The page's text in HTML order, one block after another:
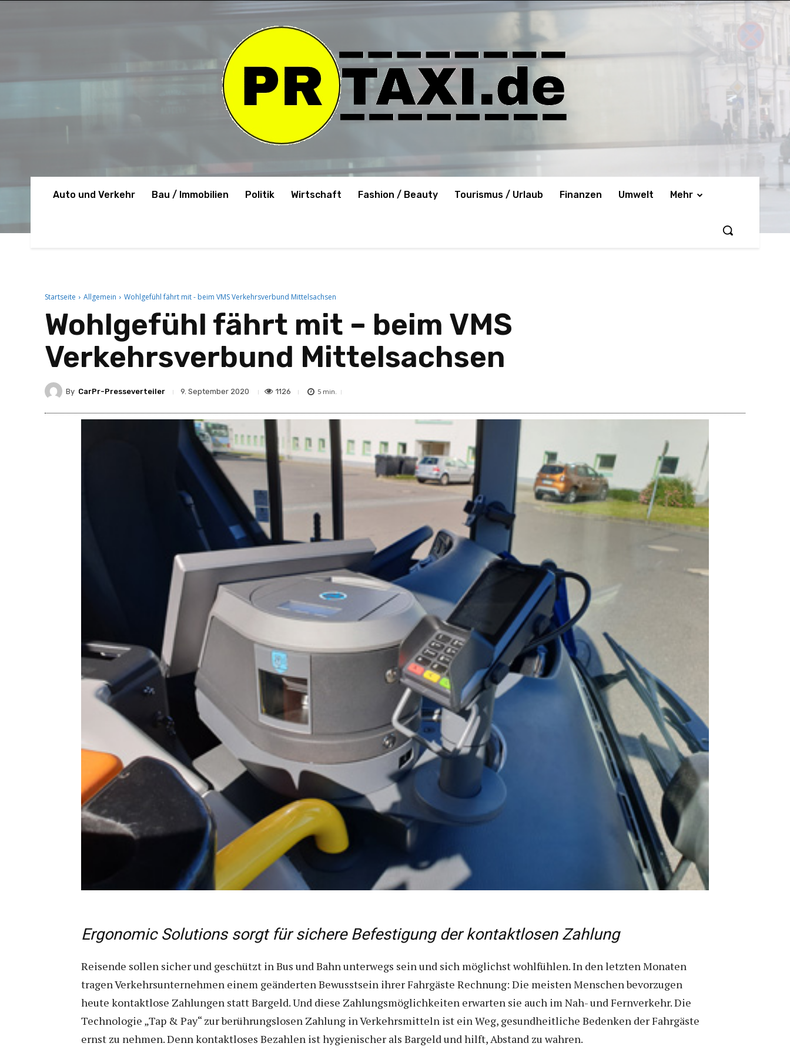
Auto und Verkehr Bau / Immobilien Politik Wirtschaft Fashion / Beauty Tourismus / Urlaub Finanzen Umwelt Mehr
Startseite Allgemein Wohlgefühl fährt mit - beim VMS Verkehrsverbund Mittelsachsen
Wohlgefühl fährt mit – beim VMS
Verkehrsverbund Mittelsachsen
By CarPr-Presseverteiler 9. September 2020 1126 5 min.
Ergonomic Solutions sorgt für sichere Befestigung der kontaktlosen Zahlung
Reisende sollen sicher und geschützt in Bus und Bahn unterwegs sein und sich möglichst wohlfühlen. In den letzten Monaten
tragen Verkehrsunternehmen einem geänderten Bewusstsein ihrer Fahrgäste Rechnung: Die meisten Menschen bevorzugen
heute kontaktlose Zahlungen statt Bargeld. Und diese Zahlungsmöglichkeiten erwarten sie auch im Nah- und Fernverkehr. Die
Technologie „Tap & Pay“ zur berührungslosen Zahlung in Verkehrsmitteln ist ein Weg, gesundheitliche Bedenken der Fahrgäste
ernst zu nehmen. Denn kontaktloses Bezahlen ist hygienischer als Bargeld und hilft, Abstand zu wahren.